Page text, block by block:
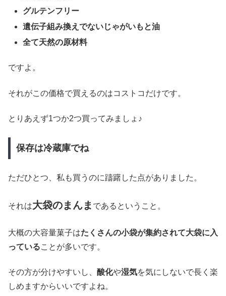
グルテンフリー
遺伝子組み換えでないじゃがいもと油
全て天然の原材料
ですよ。
それがこの価格で買えるのはコストコだけです。
とりあえず1つか2つ買ってみましょ♪
保存は冷蔵庫でね
ただひとつ、私も買うのに躊躇した点がありました。
それは大袋のまんま であるということ。
大概の大容量菓子はたくさんの小袋が集約されて大袋に入
っていることが多いです。
その方が分けやすいし、 酸化や湿気を気にしないで長く楽
しめますからいいですよね。